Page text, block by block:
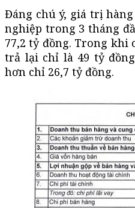
Đáng chú ý, giá trị
nghiệp trong 3 tháng
77,2 tỷ đồng. Trong khi
trả lại chỉ là 49 tỷ
hơn chỉ 26,7 tỷ đồng.